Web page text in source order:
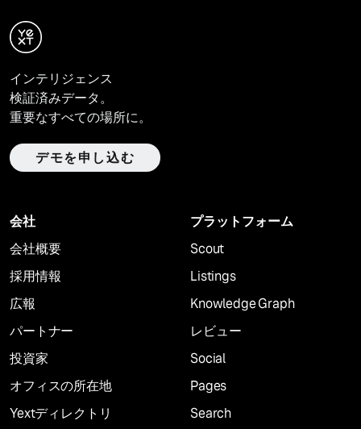
インテリジェンス
検証済みデータ。
重要なすべての場所に。
デモを申し込む
会社
会社概要
採用情報
広報
パートナー
投資家
オフィスの所在地
Yextディレクトリ
プラットフォーム
Scout
Listings
Knowledge Graph
レビュー
Social
Pages
Search